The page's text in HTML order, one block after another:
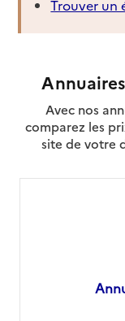
Trouver un
Avec nos
comparez les
site de votre